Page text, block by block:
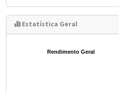
Estatística Geral
Rendimento Geral